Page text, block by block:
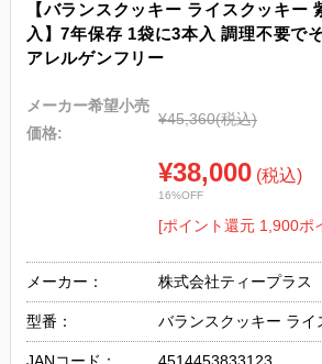
【バランスクッキー ライスクッキー
入】7年保存 1袋に3本入 調理不要で
アレルゲンフリー
メーカー希望小売
価格:
¥45,360(税込)
¥38,000 (税込)
16%OFF
[ポイント還元 1,900ポ
メーカー： 株式会社ティープラス
型番： バランスクッキー ラ